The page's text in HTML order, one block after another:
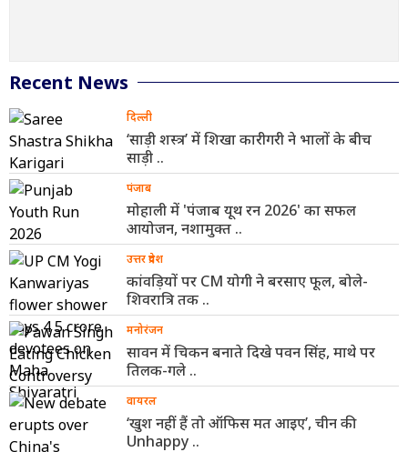
Recent News
दिल्ली
‘साड़ी शस्त्र’ में शिखा कारीगरी ने भालों के बीच
साड़ी ..
पंजाब
मोहाली में 'पंजाब यूथ रन 2026' का सफल
आयोजन, नशामुक्त ..
उत्तर प्रदेश
कांवड़ियों पर CM योगी ने बरसाए फूल, बोले-
शिवरात्रि तक ..
मनोरंजन
सावन में चिकन बनाते दिखे पवन सिंह, माथे पर
तिलक-गले ..
वायरल
‘खुश नहीं हैं तो ऑफिस मत आइए’, चीन की
Unhappy ..